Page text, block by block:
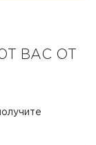
ВАС ОТ